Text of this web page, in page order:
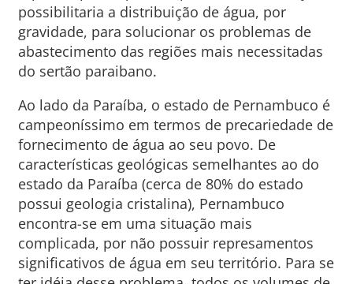
possibilitaria a distribuição de água, por
gravidade, para solucionar os problemas de
abastecimento das regiões mais necessitadas
do sertão paraibano.
Ao lado da Paraíba, o estado de Pernambuco é
campeoníssimo em termos de precariedade de
fornecimento de água ao seu povo. De
características geológicas semelhantes ao do
estado da Paraíba (cerca de 80% do estado
possui geologia cristalina), Pernambuco
encontra-se em uma situação mais
complicada, por não possuir represamentos
significativos de água em seu território. Para se